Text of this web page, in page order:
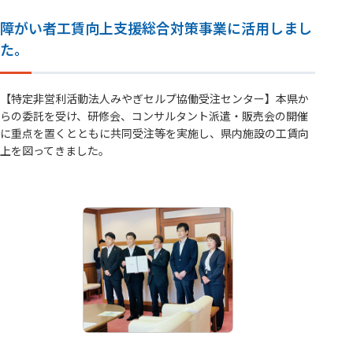
障がい者工賃向上支援総合対策事業に活用しまし
た。
【特定非営利活動法人みやぎセルプ協働受注センター】本県か
らの委託を受け、研修会、コンサルタント派遣・販売会の開催
に重点を置くとともに共同受注等を実施し、県内施設の工賃向
上を図ってきました。